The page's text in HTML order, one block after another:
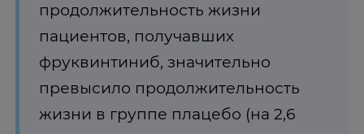
продолжительность жизни
пациентов, получавших
фруквинтиниб, значительно
превысило продолжительность
жизни в группе плацебо (на 2,6